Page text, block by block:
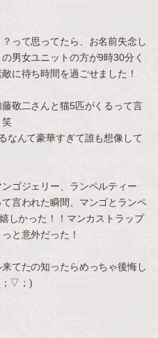
って思ってたら、お名前失念し
男女ユニットの方が9時30分く
に待ち時間を過ごせました！
敬二さんと猫5匹がくるって言
笑
なんて豪華すぎて誰も想像して
ゴジェリー、ランペルティー
言われた瞬間、マンゴとランペ
しかった！！マンカストラップ
と意外だった！
てたの知ったらめっちゃ後悔し
；▽；)